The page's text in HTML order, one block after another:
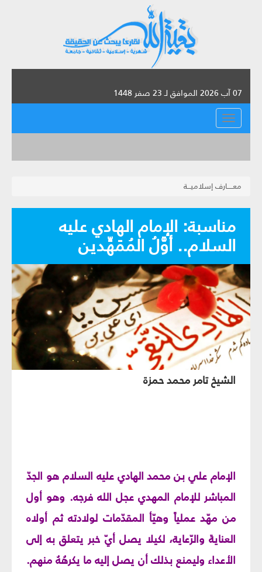
07 آب 2026 الموافق لـ 23 صفر 1448
القائمة
معـــــارف إسلاميـــة
مناسبة: الإمام الهادي عليه
السلام.. أوَّلُ المُمَهِّدين
الشيخ تامر محمد حمزة
الإمام علي بن محمد الهادي عليه السلام هو الجدّ
المباشر للإمام المهدي عجل الله فرجه. وهو أول
من مهّد عملياً وهيّأ المقدّمات لولادته ثم أولاه
العنايةَ والرّعاية، لكيلا يصل أيّ خبر يتعلق به إلى
الأعداء وليمنع بذلك أن يصل إليه ما يكرهُهُ منهم.